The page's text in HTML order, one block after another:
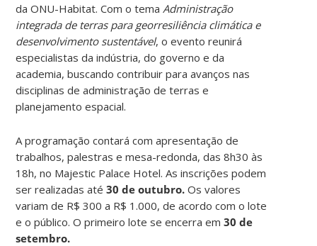
da ONU-Habitat. Com o tema Administração
integrada de terras para georresiliência climática e
desenvolvimento sustentável, o evento reunirá
especialistas da indústria, do governo e da
academia, buscando contribuir para avanços nas
disciplinas de administração de terras e
planejamento espacial.
A programação contará com apresentação de
trabalhos, palestras e mesa-redonda, das 8h30 às
18h, no Majestic Palace Hotel. As inscrições podem
ser realizadas até30 de outubro. Os valores
variam de R$ 300 a R$ 1.000, de acordo com o lote
e o público. O primeiro lote se encerra em 30 de
setembro.